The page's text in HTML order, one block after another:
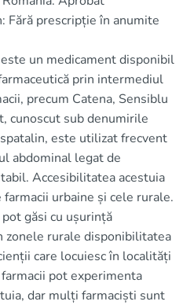
Fără prescripție în anumite
un medicament disponibil
prin intermediul
precum Catena, Sensiblu
cunoscut sub denumirile
este utilizat frecvent
abdominal legat de
Accesibilitatea acestuia
urbaine și cele rurale.
găsi cu ușurință
zonele rurale disponibilitatea
care locuiesc în localități
pot experimenta
dar mulți farmaciști sunt